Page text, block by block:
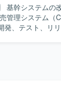
基幹システムの
管理システム（
、テスト、リリー
われるため、